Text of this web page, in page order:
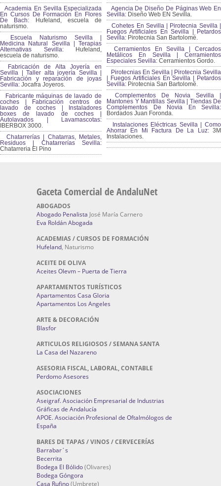
Academia En Sevilla Especializada
En Cursos De Formación En Flores
De Bach: Hufeland, escuela de
naturismo.
Escuela Naturismo Sevilla |
Medicina Natural Sevilla | Terapias
Alternativas Sevilla: Hufeland,
escuela de naturismo.
Fabricación de Alta Joyería en
Sevilla | Taller alta joyería Sevilla |
Fabricación y reparación de joyas
Sevilla: Jocafra Joyeros.
Fabricante máquinas de lavado de
coches | Fabricación centros de
lavado de coches | Instaladores
boxes de lavado de coches |
Autolavados | Lavamascotas:
IBERBOX 3000.
Chatarrerías | Chatarras, Metales,
Residuos | Chatarrerías Sevilla:
Chatarreria El Pino
Agencia De Diseño De Páginas Web En
Sevilla: Diseño Web EN Sevilla.
Cohetes En Sevilla | Pirotecnia Sevilla |
Fuegos Artificiales En Sevilla | Petardos
Sevilla: Pirotecnia San Bartolomé.
Cerramientos En Sevilla | Cercados
Metálicos En Sevilla | Cerramientos
Especiales Sevilla: Cerramientos Gordo.
Pirotecnias En Sevilla | Pirotecnia Sevilla
| Fuegos Artificiales En Sevilla | Petardos
Sevilla: Pirotecnia San Bartolomé.
Complementos De Novia Sevilla |
Mantones Y Mantillas Sevilla | Tiendas De
Complementos De Novia En Sevilla:
Bordados Juan Foronda.
Instalaciones Eléctricas Sevilla | Como
Ahorrar En Mi Factura De La Luz:3M
Instalaciones.
Gaceta Comercial de AndaluNet
ABOGADOS
Abogado Penalista José María Carnero
Eva Roldán Abogada
ACADEMIAS / CURSOS DE FORMACIÓN
Hufeland, Naturismo
ACEITE DE OLIVA
Aceites Olevm – Puerta de Tierra
APARTAMENTOS TURÍSTICOS
Apartamentos Casa Gloria
Apartamentos Los Angeles
ARTE & DECORACIÓN
Blasfor
ARTICULOS RELIGIOSOS / SEMANA SANTA
La Casa del Nazareno
ASESORIA FISCAL, LABORAL, CONTABLE
Perdomo Asesores
ASOCIACIONES
Aseigraf. Asociación Empresarial de Industrias
Gráficas de Andalucía
APOE. Asociación Profesional de Oftalmólogos de
España
BARES DE TAPAS / VINOS / CERVECERÍAS
Barrabar´s
Becerrita
Bodega El Bólido(Olivares)
Bodega Góngora
Casa Rufino(Umbrete)